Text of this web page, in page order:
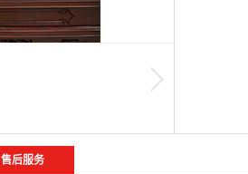
售后服务